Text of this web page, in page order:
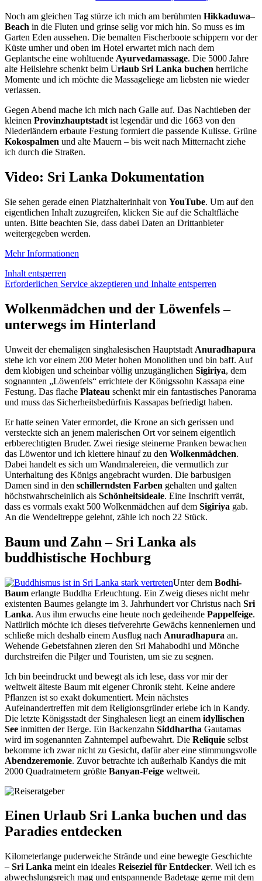
Noch am gleichen Tag stürze ich mich am berühmten Hikkaduwa–
Beach in die Fluten und grinse selig vor mich hin. So muss es im
Garten Eden aussehen. Die bemalten Fischerboote schippern vor der
Küste umher und oben im Hotel erwartet mich nach dem
Geplantsche eine wohltuende Ayurvedamassage. Die 5000 Jahre
alte Heilslehre schenkt beim Urlaub Sri Lanka buchen herrliche
Momente und ich möchte die Massageliege am liebsten nie wieder
verlassen.
Gegen Abend mache ich mich nach Galle auf. Das Nachtleben der
kleinen Provinzhauptstadt ist legendär und die 1663 von den
Niederländern erbaute Festung formiert die passende Kulisse. Grüne
Kokospalmen und alte Mauern – bis weit nach Mitternacht ziehe
ich durch die Straßen.
Video: Sri Lanka Dokumentation
Sie sehen gerade einen Platzhalterinhalt von YouTube. Um auf den
eigentlichen Inhalt zuzugreifen, klicken Sie auf die Schaltfläche
unten. Bitte beachten Sie, dass dabei Daten an Drittanbieter
weitergegeben werden.
Mehr Informationen
Inhalt entsperren
Erforderlichen Service akzeptieren und Inhalte entsperren
Wolkenmädchen und der Löwenfels –
unterwegs im Hinterland
Unweit der ehemaligen singhalesischen Hauptstadt Anuradhapura
stehe ich vor einem 200 Meter hohen Monolithen und bin baff. Auf
dem klobigen und scheinbar völlig unzugänglichen Sigiriya, dem
sognannten „Löwenfels“ errichtete der Königssohn Kassapa eine
Festung. Das flache Plateau schenkt mir ein fantastisches Panorama
und muss das Sicherheitsbedürfnis Kassapas befriedigt haben.
Er hatte seinen Vater ermordet, die Krone an sich gerissen und
versteckte sich an jenem malerischen Ort vor seinem eigentlich
erbberechtigten Bruder. Zwei riesige steinerne Pranken bewachen
das Löwentor und ich klettere hinauf zu den Wolkenmädchen.
Dabei handelt es sich um Wandmalereien, die vermutlich zur
Unterhaltung des Königs angebracht wurden. Die barbusigen
Damen sind in den schillerndsten Farben gehalten und galten
höchstwahrscheinlich als Schönheitsideale. Eine Inschrift verrät,
dass es vormals exakt 500 Wolkenmädchen auf dem Sigiriya gab.
An die Wendeltreppe gelehnt, zähle ich noch 22 Stück.
Baum und Zahn – Sri Lanka als
buddhistische Hochburg
Unter dem Bodhi-
Baum erlangte Buddha Erleuchtung. Ein Zweig dieses nicht mehr
existenten Baumes gelangte im 3. Jahrhundert vor Christus nach Sri
Lanka. Aus ihm erwuchs eine heute noch gedeihende Pappelfeige.
Natürlich möchte ich dieses tiefverehrte Gewächs kennenlernen und
schließe mich deshalb einem Ausflug nach Anuradhapura an.
Wehende Gebetsfahnen zieren den Sri Mahabodhi und Mönche
durchstreifen die Pilger und Touristen, um sie zu segnen.
Ich bin beeindruckt und bewegt als ich lese, dass vor mir der
weltweit älteste Baum mit eigener Chronik steht. Keine andere
Pflanzen ist so exakt dokumentiert. Mein nächstes
Aufeinandertreffen mit dem Religionsgründer erlebe ich in Kandy.
Die letzte Königsstadt der Singhalesen liegt an einem idyllischen
See inmitten der Berge. Ein Backenzahn Siddhartha Gautamas
wird im sogenannten Zahntempel aufbewahrt. Die Reliquie selbst
bekomme ich zwar nicht zu Gesicht, dafür aber eine stimmungsvolle
Abendzeremonie. Zuvor betrachte ich außerhalb Kandys die mit
2000 Quadratmetern größte Banyan-Feige weltweit.
Einen Urlaub Sri Lanka buchen und das
Paradies entdecken
Kilometerlange puderweiche Strände und eine bewegte Geschichte
– Sri Lanka meint ein ideales Reiseziel für Entdecker. Weil ich es
abwechslungsreich mag und entspannende Badetage gerne mit dem